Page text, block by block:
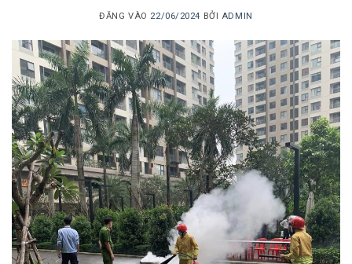
ĐĂNG VÀO 22/06/2024 BỞI ADMIN